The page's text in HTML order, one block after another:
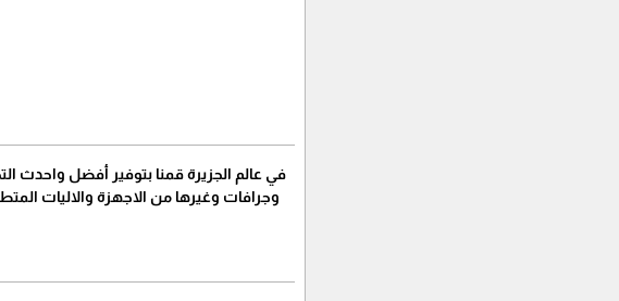
في عالم الجزيرة قمنا بتوفير أفضل واحدث
وجرافات وغيرها من الاجهزة والاليات